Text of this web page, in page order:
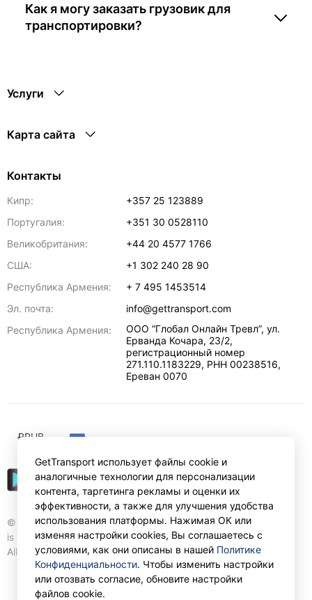
Как я могу заказать грузовик для
транспортировки?
Услуги
Карта сайта
Контакты
Кипр:
+357 25 123889
Португалия:
+351 30 0528110
Великобритания:
+44 20 4577 1766
США:
+1 302 240 28 90
Республика Армения:
+ 7 495 1453514
Эл. почта:
info@gettransport.com
Республика Армения:
ООО “Глобал Онлайн Тревл”, ул.
Ерванда Кочара, 23/2,
регистрационный номер
271.110.1183229, РНН 00238516,
Ереван 0070
© Gettransport International Limited. GetTransport®
is trademark of Gettransport International Limited.
All rights reserved.
₽RUB
GetTransport использует файлы cookie и
аналогичные технологии для персонализации
контента, таргетинга рекламы и оценки их
эффективности, а также для улучшения удобства
использования платформы. Нажимая ОК или
изменяя настройки cookies, Вы соглашаетесь с
условиями, как они описаны в нашей Политике
Конфиденциальности. Чтобы изменить настройки
или отозвать согласие, обновите настройки
файлов cookie.